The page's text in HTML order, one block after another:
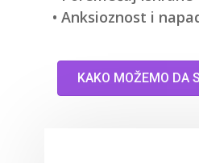
• Anksioznost i
KAKO MOŽEMO DA